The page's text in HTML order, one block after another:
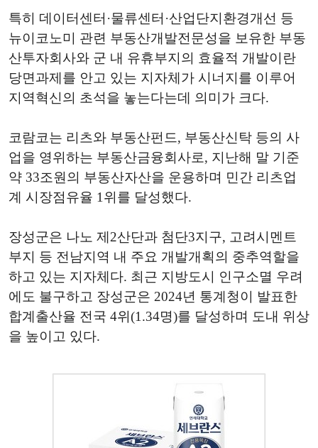
특히 데이터센터·물류센터·산업단지환경개선 등
뉴이코노미 관련 부동산개발전문성을 보유한 부동
산투자회사와 군 내 유휴부지의 효율적 개발이란
당면과제를 안고 있는 지자체가 시너지를 이루어
지역혁신의 초석을 놓는다는데 의미가 크다.
코람코는 리츠와 부동산펀드, 부동산신탁 등의 사
업을 영위하는 부동산금융회사로, 지난해 말 기준
약 33조원의 부동산자산을 운용하며 민간 리츠업
계 시장점유율 1위를 달성했다.
장성군은 나노 제2산단과 첨단3지구, 고려시멘트
부지 등 전남지역 내 주요 개발개획의 중추역할을
하고 있는 지자체다. 최근 지방도시 인구소멸 우려
에도 불구하고 장성군은 2024년 통계청이 발표한
합계출산율 전국 4위(1.34명)를 달성하며 도내 위상
을 높이고 있다.